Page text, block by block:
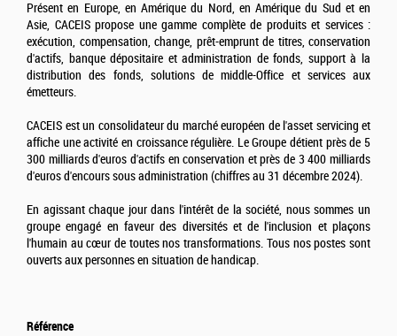
Présent en Europe, en Amérique du Nord, en Amérique du Sud et en
Asie, CACEIS propose une gamme complète de produits et services :
exécution, compensation, change, prêt-emprunt de titres, conservation
d'actifs, banque dépositaire et administration de fonds, support à la
distribution des fonds, solutions de middle-Office et services aux
émetteurs.
CACEIS est un consolidateur du marché européen de l'asset servicing et
affiche une activité en croissance régulière. Le Groupe détient près de 5
300 milliards d'euros d'actifs en conservation et près de 3 400 milliards
d'euros d'encours sous administration (chiffres au 31 décembre 2024).
En agissant chaque jour dans l'intérêt de la société, nous sommes un
groupe engagé en faveur des diversités et de l'inclusion et plaçons
l'humain au cœur de toutes nos transformations. Tous nos postes sont
ouverts aux personnes en situation de handicap.
Référence